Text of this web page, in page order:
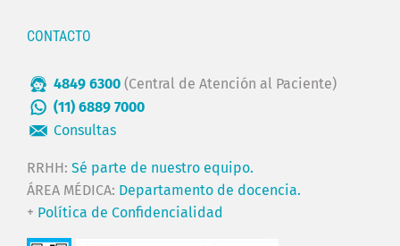
CONTACTO
4849 6300 (Central de Atención al Paciente)
(11) 6889 7000
Consultas
RRHH: Sé parte de nuestro equipo.
ÁREA MÉDICA: Departamento de docencia.
+ Política de Confidencialidad